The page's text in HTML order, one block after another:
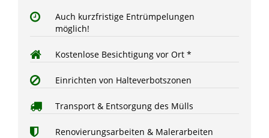
Auch kurzfristige Entrümpelungen
möglich!
Kostenlose Besichtigung vor Ort *
Einrichten von Halteverbotszonen
Transport & Entsorgung des Mülls
Renovierungsarbeiten & Malerarbeiten